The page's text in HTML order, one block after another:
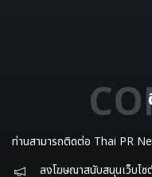
ท่านสามารถติดต่อ Thai PR
ลงโฆษณาสนับสนุนเว็บไซ